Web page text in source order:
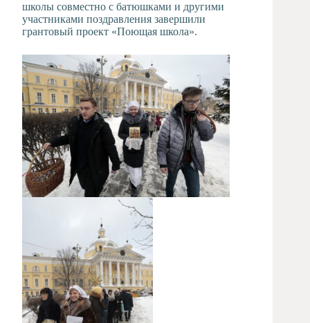
школы совместно с батюшками и другими
участниками поздравления завершили
грантовый проект «Поющая школа».